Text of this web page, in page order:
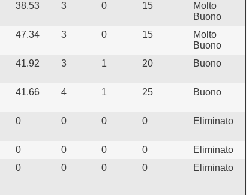
38.53 3 0 15
Molto
Buono
47.34 3 0 15
Molto
Buono
41.92 3 1 20 Buono
41.66 4 1 25 Buono
0 0 0 0 Eliminato
0 0 0 0
Eliminato
0 0 0 0 Eliminato